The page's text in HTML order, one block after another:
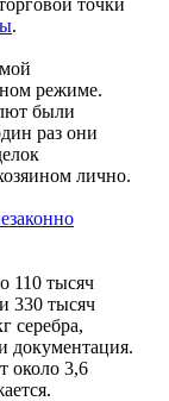
.
режиме.
были
раз они
лично.
110 тысяч
330 тысяч
серебра,
документация.
около 3,6